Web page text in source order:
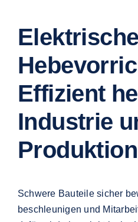
Elektrische
Effizient
Industrie
Produktion
Schwere Bauteile sicher
beschleunigen und